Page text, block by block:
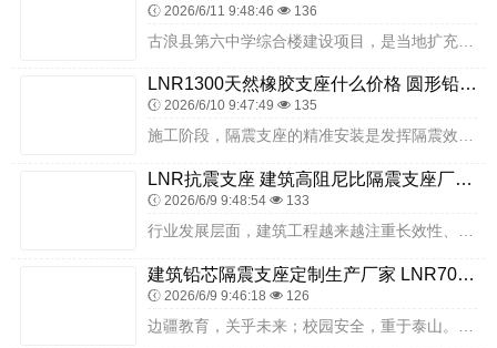
2026/6/11 9:48:46 136
LNR1300天然橡胶支座什么价格 圆形铅芯橡胶隔震支座生产厂家 高层隔震支座厂家电话
2026/6/10 9:47:49 135
施工阶段，隔震支座的精准安装是发挥隔震效果的关键。清水县东关小学项目施工团队，严格按照隔震建筑施工规范与设计方案，有序开展安装工作。衡水双林隔震支座规格标准化、...
LNR抗震支座 建筑高阻尼比隔震支座厂家 建筑橡胶隔振支座生产厂家
2026/6/9 9:48:54 133
建筑铅芯隔震支座定制生产厂家 LNR700建筑隔震橡胶支座 楼房隔震支座厂家电话
2026/6/9 9:46:18 126